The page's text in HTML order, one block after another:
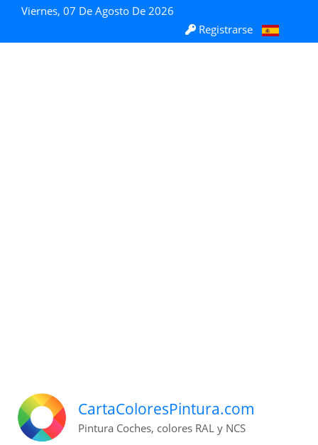
Viernes, 07 De Agosto De 2026
Registrarse
CartaColoresPintura.com
Pintura Coches, colores RAL y NCS